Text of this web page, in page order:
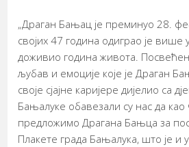
„Драган Бањац је преминуо 28.
својих 47 година одиграо је више
доживио година живота.
љубав и емоције које је Драган
своје сјајне каријере дијелио са
Бањалуке обавезали су нас да
предложимо Драгана Бањца за
Плакете града Бањалука, што је